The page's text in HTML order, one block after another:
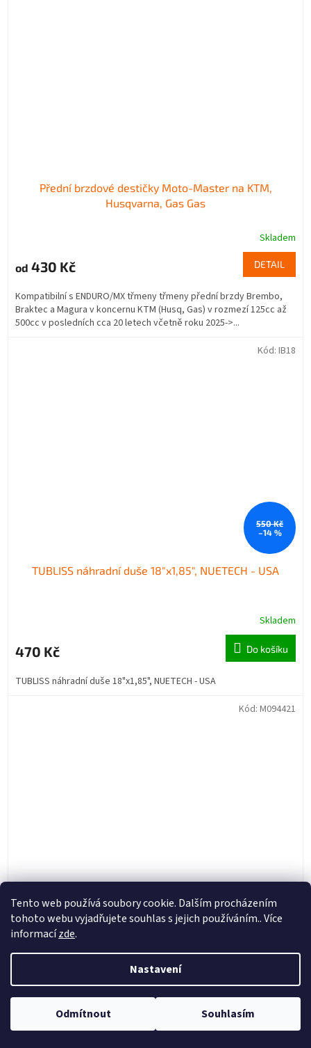
Tento web používá soubory cookie. Dalším procházením
tohoto webu vyjadřujete souhlas s jejich používáním.. Více
informacízde.
Nastavení
Odmítnout Souhlasím
Přední brzdové destičky Moto-Master na KTM,
Husqvarna, Gas Gas
Skladem
od 430 Kč DETAIL
Kompatibilní s ENDURO/MX třmeny třmeny přední brzdy Brembo,
Braktec a Magura v koncernu KTM (Husq, Gas) v rozmezí 125cc až
500cc v posledních cca 20 letech včetně roku 2025->...
550 Kč
–14 %
TUBLISS náhradní duše 18"x1,85", NUETECH - USA
Skladem
470 Kč Do košíku
TUBLISS náhradní duše 18"x1,85", NUETECH - USA
Kód: IB18
Zadní brzdové destičky Moto-Master na KTM,
450 Kč
Kód: M094421